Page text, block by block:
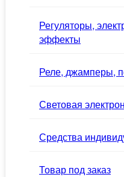
Регуляторы,
эффекты
Реле, джамперы,
Световая
Средства
Товар под заказ